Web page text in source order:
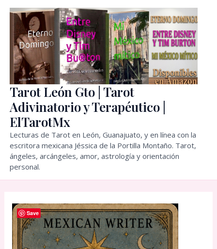
contenido
Tarot León Gto | Tarot
Adivinatorio y Terapéutico |
ElTarotMx
Lecturas de Tarot en León, Guanajuato, y en línea con la
escritora mexicana Jéssica de la Portilla Montaño. Tarot,
ángeles, arcángeles, amor, astrología y orientación
personal.
Save